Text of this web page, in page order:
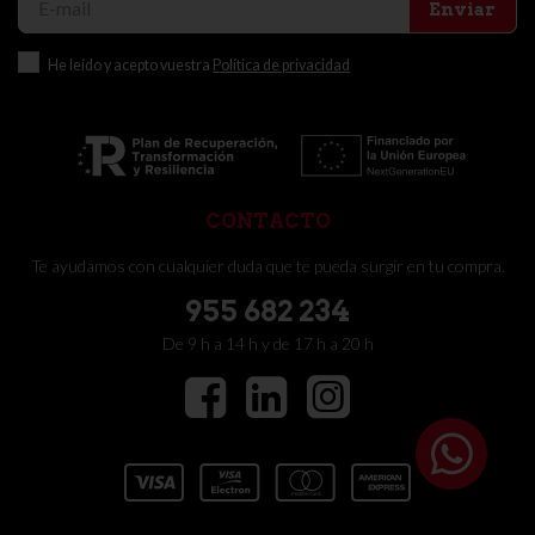
Enviar
He leído y acepto vuestra Política de privacidad
CONTACTO
Te ayudamos con cualquier duda que te pueda surgir en tu compra.
955 682 234
De 9 h a 14 h y de 17 h a 20 h